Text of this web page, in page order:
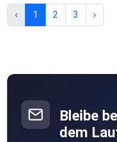
‹ 1 2 3 ›
Bleibe
dem